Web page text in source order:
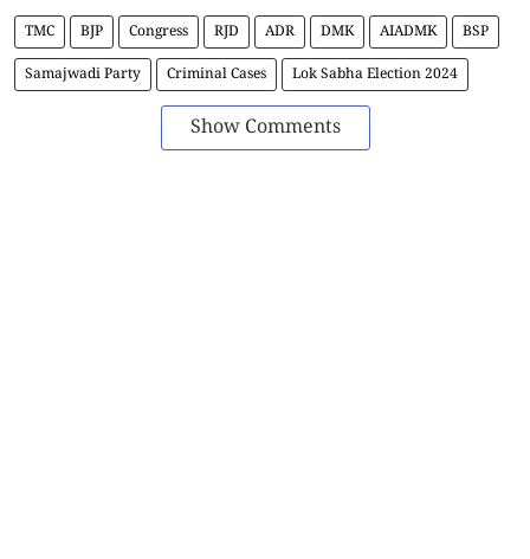
TMC BJP Congress RJD ADR DMK AIADMK
BSP
Samajwadi Party
Criminal Cases Lok Sabha Election 2024
Show Comments